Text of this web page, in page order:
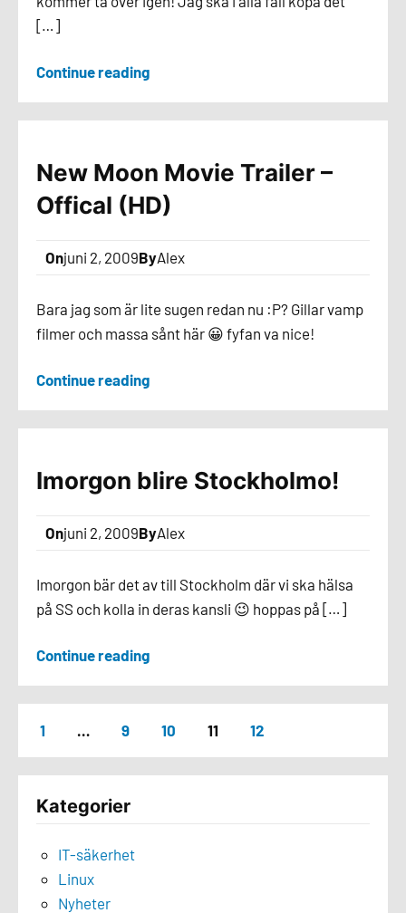
[…]
Continue reading
New Moon Movie Trailer –
Offical (HD)
Onjuni 2, 2009ByAlex
Bara jag som är lite sugen redan nu :P? Gillar vamp
filmer och massa sånt här 😀 fyfan va nice!
Continue reading
Imorgon blire Stockholmo!
Onjuni 2, 2009ByAlex
Imorgon bär det av till Stockholm där vi ska hälsa
på SS och kolla in deras kansli 😉 hoppas på […]
Continue reading
1 … 9 10 11 12
Kategorier
IT-säkerhet
Linux
Nyheter